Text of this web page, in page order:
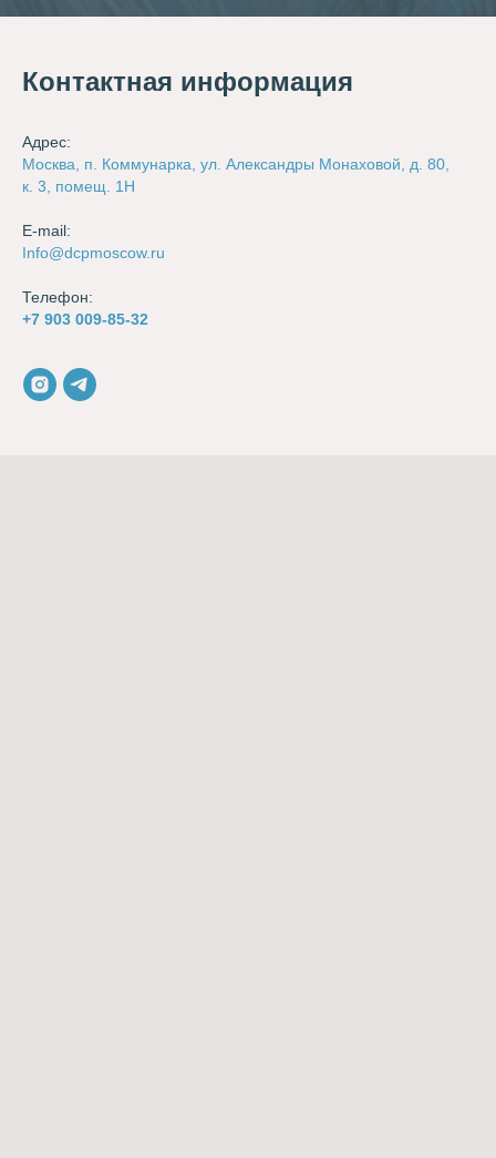
Контактная информация
Адрес:
Москва, п. Коммунарка, ул. Александры Монаховой, д. 80,
к. 3, помещ. 1Н
E-mail:
Info@dcpmoscow.ru
Телефон:
+7 903 009-85-32